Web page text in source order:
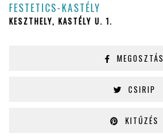
FESTETICS-KASTÉLY
KESZTHELY, KASTÉLY U. 1.
MEGOSZTÁS
CSIRIP
KITŰZÉS